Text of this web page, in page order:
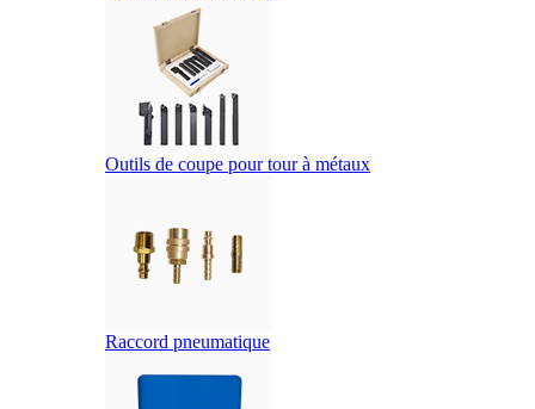
Outils de coupe pour tour à métaux
Raccord pneumatique